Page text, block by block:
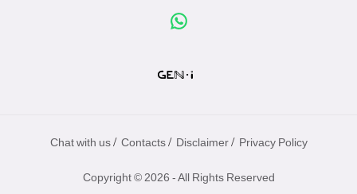
Chat with us / Contacts / Disclaimer / Privacy Policy
Copyright © 2026 - All Rights Reserved